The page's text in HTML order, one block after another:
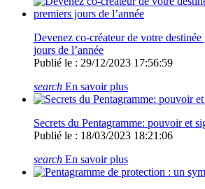
Devenez co-créateur de votre
jours de l’année
Publié le : 29/12/2023 17:56:59
search En savoir plus
Secrets du Pentagramme: pouvoir et
Publié le : 18/03/2023 18:21:06
search En savoir plus